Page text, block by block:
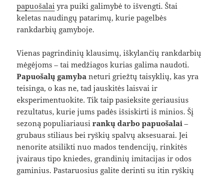
papuošalai yra puiki galimybė to išvengti. Štai
keletas naudingų patarimų, kurie pagelbės
rankdarbių gamyboje.
Vienas pagrindinių klausimų, iškylančių rankdarbių
mėgėjoms – tai medžiagos kurias galima naudoti.
Papuošalų gamyba neturi griežtų taisyklių, kas yra
teisinga, o kas ne, tad jauskitės laisvai ir
eksperimentuokite. Tik taip pasieksite geriausius
rezultatus, kurie jums padės išsiskirti iš minios. Šį
sezoną populiariausirankų darbo papuošalai –
grubaus stiliaus bei ryškių spalvų aksesuarai. Jei
nenorite atsilikti nuo mados tendencijų, rinkitės
įvairaus tipo kniedes, grandinių imitacijas ir odos
gaminius. Pastaruosius galite derinti su itin ryškių